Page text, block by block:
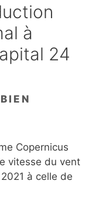
à
24
Copernicus
vitesse du vent
à celle de